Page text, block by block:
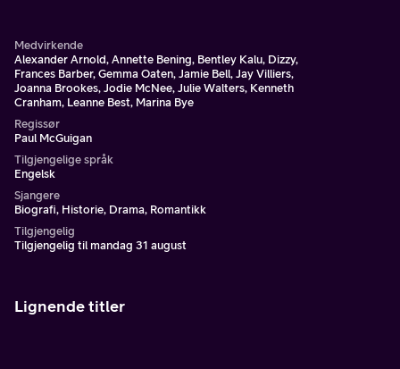
Medvirkende
Alexander Arnold, Annette Bening, Bentley Kalu, Dizzy,
Frances Barber, Gemma Oaten, Jamie Bell, Jay Villiers,
Joanna Brookes, Jodie McNee, Julie Walters, Kenneth
Cranham, Leanne Best, Marina Bye
Regissør
Paul McGuigan
Tilgjengelige språk
Engelsk
Sjangere
Biografi, Historie, Drama, Romantikk
Tilgjengelig
Tilgjengelig til mandag 31 august
Lignende titler